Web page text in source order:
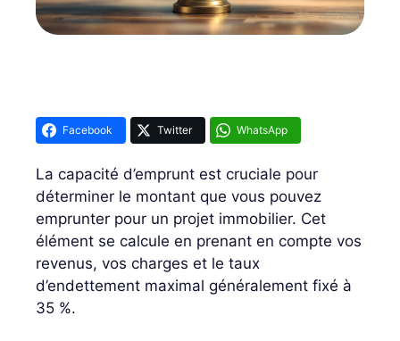
Facebook Twitter WhatsApp
La capacité d’emprunt est cruciale pour
déterminer le montant que vous pouvez
emprunter pour un projet immobilier. Cet
élément se calcule en prenant en compte vos
revenus, vos charges et le taux
d’endettement maximal généralement fixé à
35 %.